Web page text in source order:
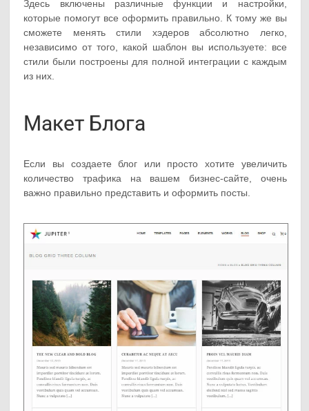
Здесь включены различные функции и настройки,
которые помогут все оформить правильно. К тому же вы
сможете менять стили хэдеров абсолютно легко,
независимо от того, какой шаблон вы используете: все
стили были построены для полной интеграции с каждым
из них.
Макет Блога
Если вы создаете блог или просто хотите увеличить
количество трафика на вашем бизнес-сайте, очень
важно правильно представить и оформить посты.